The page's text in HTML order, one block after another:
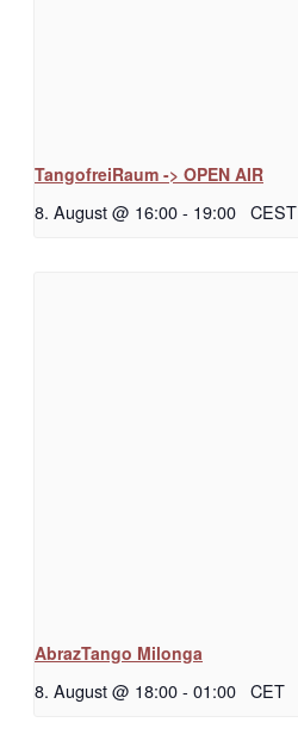
TangofreiRaum -> OPEN AIR
8. August @ 16:00- 19:00 CEST
AbrazTango Milonga
8. August @ 18:00- 01:00 CET